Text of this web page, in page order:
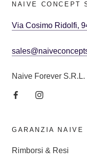
NAIVE CONCEPT
Via Cosimo Ridolfi,
Naive Forever
GARANZIA NAIVE
Rimborsi & Resi